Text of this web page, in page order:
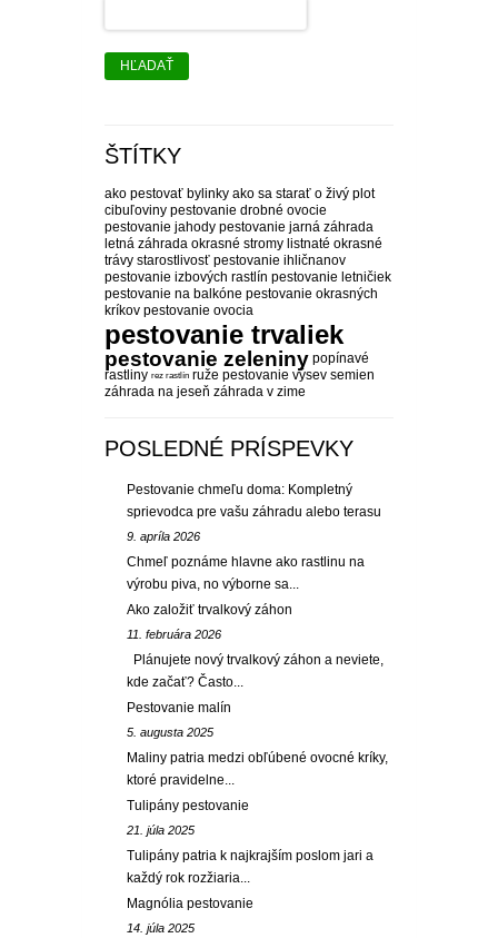
HĽADAŤ
ŠTÍTKY
ako pestovať bylinky ako sa starať o živý plot
cibuľoviny pestovanie drobné ovocie
pestovanie jahody pestovanie jarná záhrada
letná záhrada okrasné stromy listnaté okrasné
trávy starostlivosť pestovanie ihličnanov
pestovanie izbových rastlín pestovanie letničiek
pestovanie na balkóne pestovanie okrasných
kríkov pestovanie ovocia
pestovanie trvaliek
pestovanie zeleniny popínavé
rastliny rez rastlín ruže pestovanie výsev semien
záhrada na jeseň záhrada v zime
POSLEDNÉ PRÍSPEVKY
Pestovanie chmeľu doma: Kompletný
sprievodca pre vašu záhradu alebo terasu
9. apríla 2026
Chmeľ poznáme hlavne ako rastlinu na
výrobu piva, no výborne sa...
Ako založiť trvalkový záhon
11. februára 2026
Plánujete nový trvalkový záhon a neviete,
kde začať? Často...
Pestovanie malín
5. augusta 2025
Maliny patria medzi obľúbené ovocné kríky,
ktoré pravidelne...
Tulipány pestovanie
21. júla 2025
Tulipány patria k najkrajším poslom jari a
každý rok rozžiaria...
Magnólia pestovanie
14. júla 2025